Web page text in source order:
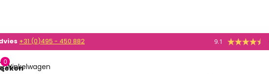
- 450 882
NL v.a. 35,- en BE v.a. 50,- 9.1
Winkelwagen
0